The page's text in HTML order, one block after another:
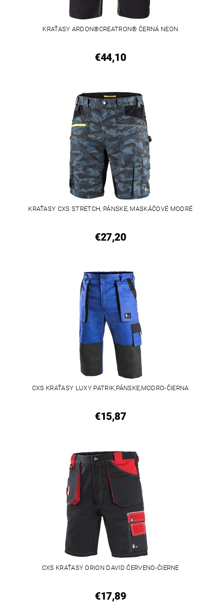
KRAŤASY ARDON®CREATRON® ČERNÁ NEON
€44,10
KRAŤASY CXS STRETCH, PÁNSKE, MASKÁČOVÉ MODRÉ
€27,20
CXS KRAŤASY LUXY PATRIK,PÁNSKE,MODRO-ČIERNA
€15,87
CXS KRAŤASY ORION DAVID ČERVENO-ČIERNE
€17,89